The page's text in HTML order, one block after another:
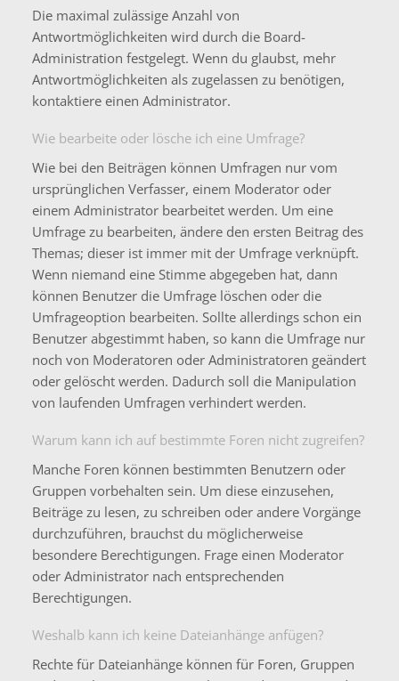
Die maximal zulässige Anzahl von
Antwortmöglichkeiten wird durch die Board-
Administration festgelegt. Wenn du glaubst, mehr
Antwortmöglichkeiten als zugelassen zu benötigen,
kontaktiere einen Administrator.
Wie bearbeite oder lösche ich eine Umfrage?
Wie bei den Beiträgen können Umfragen nur vom
ursprünglichen Verfasser, einem Moderator oder
einem Administrator bearbeitet werden. Um eine
Umfrage zu bearbeiten, ändere den ersten Beitrag des
Themas; dieser ist immer mit der Umfrage verknüpft.
Wenn niemand eine Stimme abgegeben hat, dann
können Benutzer die Umfrage löschen oder die
Umfrageoption bearbeiten. Sollte allerdings schon ein
Benutzer abgestimmt haben, so kann die Umfrage nur
noch von Moderatoren oder Administratoren geändert
oder gelöscht werden. Dadurch soll die Manipulation
von laufenden Umfragen verhindert werden.
Warum kann ich auf bestimmte Foren nicht zugreifen?
Manche Foren können bestimmten Benutzern oder
Gruppen vorbehalten sein. Um diese einzusehen,
Beiträge zu lesen, zu schreiben oder andere Vorgänge
durchzuführen, brauchst du möglicherweise
besondere Berechtigungen. Frage einen Moderator
oder Administrator nach entsprechenden
Berechtigungen.
Weshalb kann ich keine Dateianhänge anfügen?
Rechte für Dateianhänge können für Foren, Gruppen